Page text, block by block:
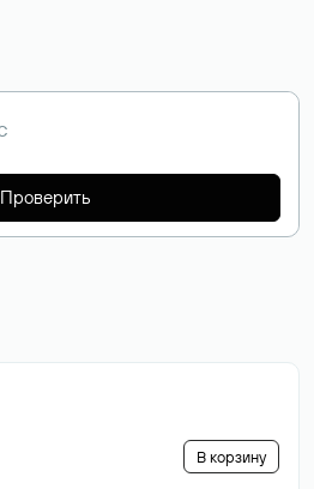
Проверить
В корзину